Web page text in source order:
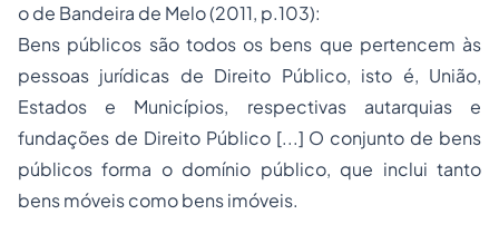
o de Bandeira de Melo (2011, p.103):
Bens públicos são todos os bens que pertencem às
pessoas jurídicas de Direito Público, isto é, União,
Estados e Municípios, respectivas autarquias e
fundações de Direito Público [...] O conjunto de bens
públicos forma o domínio público, que inclui tanto
bens móveis como bens imóveis.